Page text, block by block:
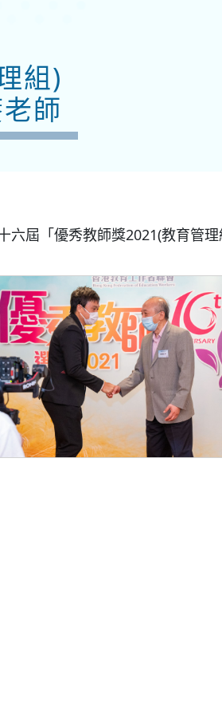
組)
師
六屆「優秀教師獎2021(教育管理